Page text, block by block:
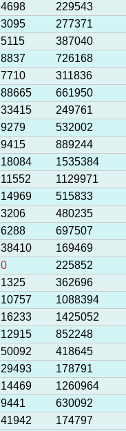
4698 229543
3095 277371
5115 387040
8837 726168
7710 311836
88665 661950
33415 249761
9279 532002
9415 889244
18084 1535384
11552 1129971
14969 515833
3206 480235
6288 697507
38410 169469
0 225852
1325 362696
10757 1088394
16233 1425052
12915 852248
50092 418645
29493 178791
14469 1260964
9441 630092
41942 174797